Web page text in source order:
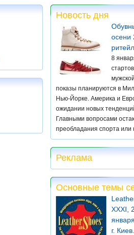
Новость дня
осени
8
показы планируются в
Нью-Йорке. Америка и
ожидании новых
Главными вопросами
преобладания спорта или
Реклама
Основные темы
XXXI,
г. Киев.